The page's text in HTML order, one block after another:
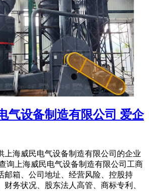
气设备制造有限公司 爱企
上海威民电气设备制造有限公司的企业
询上海威民电气设备制造有限公司工商
邮箱、公司地址、经营风险、控股持
财务状况、股东法人高管、商标专利、